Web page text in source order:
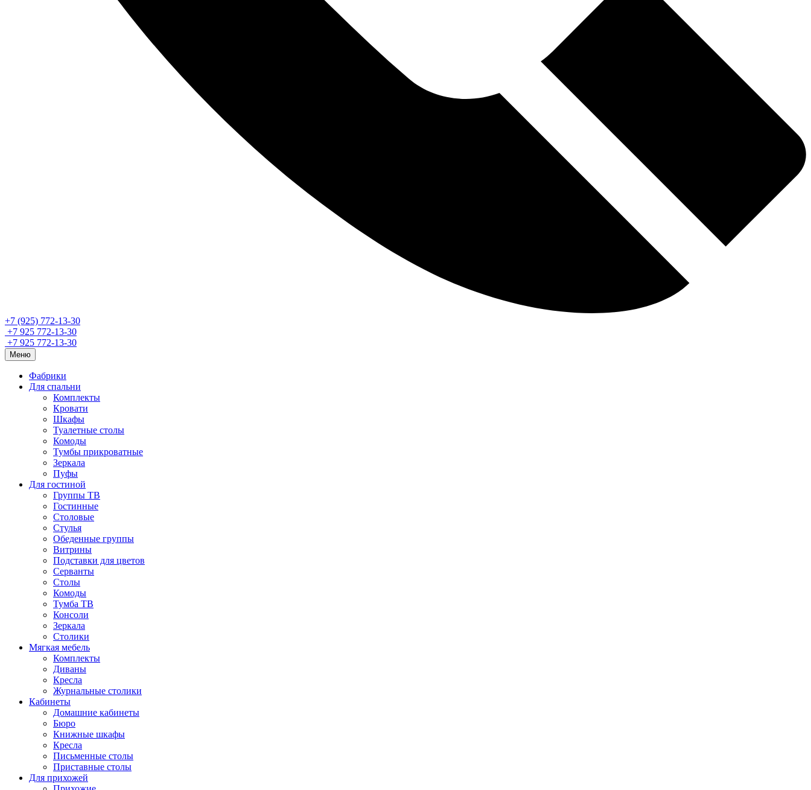
+7 (925) 772-13-30
+7 925 772-13-30
+7 925 772-13-30
Меню
Фабрики
Для спальни
Комплекты
Кровати
Шкафы
Туалетные столы
Комоды
Тумбы прикроватные
Зеркала
Пуфы
Для гостиной
Группы ТВ
Гостинные
Столовые
Стулья
Обеденные группы
Витрины
Подставки для цветов
Серванты
Столы
Комоды
Тумба ТВ
Консоли
Зеркала
Столики
Мягкая мебель
Комплекты
Диваны
Кресла
Журнальные столики
Кабинеты
Домашние кабинеты
Бюро
Книжные шкафы
Кресла
Письменные столы
Приставные столы
Для прихожей